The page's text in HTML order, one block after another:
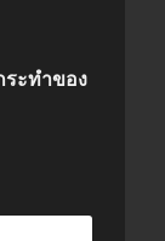
ระทำของ